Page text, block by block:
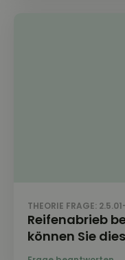
THEORIE FRAGE:
Reifenabrieb
können Sie